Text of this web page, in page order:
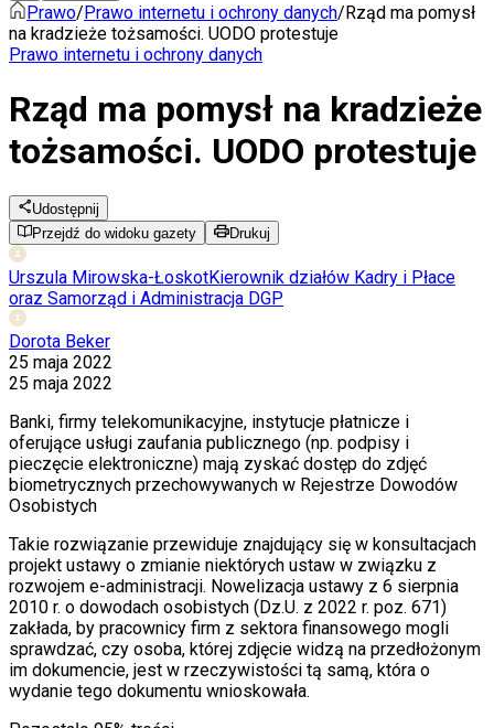
Prawo/Prawo internetu i ochrony danych/Rząd ma pomysł
na kradzieże tożsamości. UODO protestuje
Prawo internetu i ochrony danych
Rząd ma pomysł na kradzieże
tożsamości. UODO protestuje
Udostępnij
Przejdź do widoku gazety
Drukuj
Urszula Mirowska-ŁoskotKierownik działów Kadry i Płace
oraz Samorząd i Administracja DGP
Dorota Beker
25 maja 2022
25 maja 2022
Banki, firmy telekomunikacyjne, instytucje płatnicze i
oferujące usługi zaufania publicznego (np. podpisy i
pieczęcie elektroniczne) mają zyskać dostęp do zdjęć
biometrycznych przechowywanych w Rejestrze Dowodów
Osobistych
Takie rozwiązanie przewiduje znajdujący się w konsultacjach
projekt ustawy o zmianie niektórych ustaw w związku z
rozwojem e-administracji. Nowelizacja ustawy z 6 sierpnia
2010 r. o dowodach osobistych (Dz.U. z 2022 r. poz. 671)
zakłada, by pracownicy firm z sektora finansowego mogli
sprawdzać, czy osoba, której zdjęcie widzą na przedłożonym
im dokumencie, jest w rzeczywistości tą samą, która o
wydanie tego dokumentu wnioskowała.